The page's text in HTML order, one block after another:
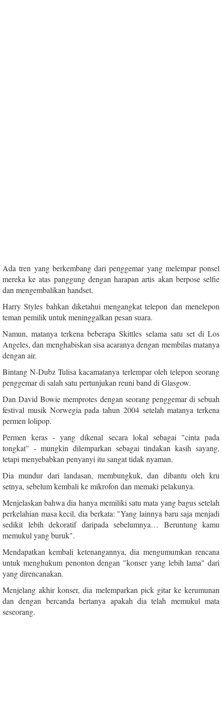
Ada tren yang berkembang dari penggemar yang melempar ponsel
mereka ke atas panggung dengan harapan artis akan berpose selfie
dan mengembalikan handset.
Harry Styles bahkan diketahui mengangkat telepon dan menelepon
teman pemilik untuk meninggalkan pesan suara.
Namun, matanya terkena beberapa Skittles selama satu set di Los
Angeles, dan menghabiskan sisa acaranya dengan membilas matanya
dengan air.
Bintang N-Dubz Tulisa kacamatanya terlempar oleh telepon seorang
penggemar di salah satu pertunjukan reuni band di Glasgow.
Dan David Bowie memprotes dengan seorang penggemar di sebuah
festival musik Norwegia pada tahun 2004 setelah matanya terkena
permen lolipop.
Permen keras - yang dikenal secara lokal sebagai "cinta pada
tongkat" - mungkin dilemparkan sebagai tindakan kasih sayang,
tetapi menyebabkan penyanyi itu sangat tidak nyaman.
Dia mundur dari landasan, membungkuk, dan dibantu oleh kru
setnya, sebelum kembali ke mikrofon dan memaki pelakunya.
Menjelaskan bahwa dia hanya memiliki satu mata yang bagus setelah
perkelahian masa kecil, dia berkata: "Yang lainnya baru saja menjadi
sedikit lebih dekoratif daripada sebelumnya… Beruntung kamu
memukul yang buruk".
Mendapatkan kembali ketenangannya, dia mengumumkan rencana
untuk menghukum penonton dengan "konser yang lebih lama" dari
yang direncanakan.
Menjelang akhir konser, dia melemparkan pick gitar ke kerumunan
dan dengan bercanda bertanya apakah dia telah memukul mata
seseorang.